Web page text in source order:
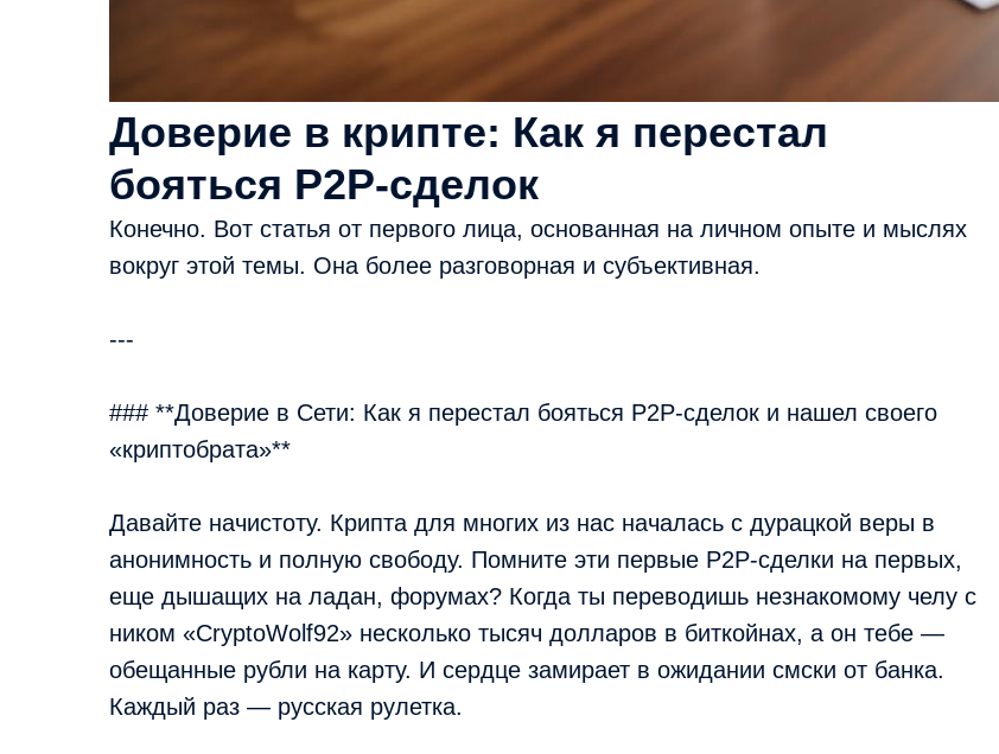
Доверие в крипте: Как я перестал
бояться P2P-сделок
Конечно. Вот статья от первого лица, основанная на личном опыте и мыслях
вокруг этой темы. Она более разговорная и субъективная.
---
### **Доверие в Сети: Как я перестал бояться P2P-сделок и нашел своего
«криптобрата»**
Давайте начистоту. Крипта для многих из нас началась с дурацкой веры в
анонимность и полную свободу. Помните эти первые P2P-сделки на первых,
еще дышащих на ладан, форумах? Когда ты переводишь незнакомому челу с
ником «CryptoWolf92» несколько тысяч долларов в биткойнах, а он тебе —
обещанные рубли на карту. И сердце замирает в ожидании смски от банка.
Каждый раз — русская рулетка.